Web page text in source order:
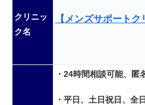
クリニッ
ク名
【メンズサポートク
・24時間相談可能、匿
・平日、土日祝日、全